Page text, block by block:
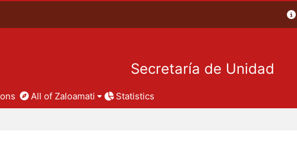
Secretaría de Unidad
All of Zaloamati Statistics